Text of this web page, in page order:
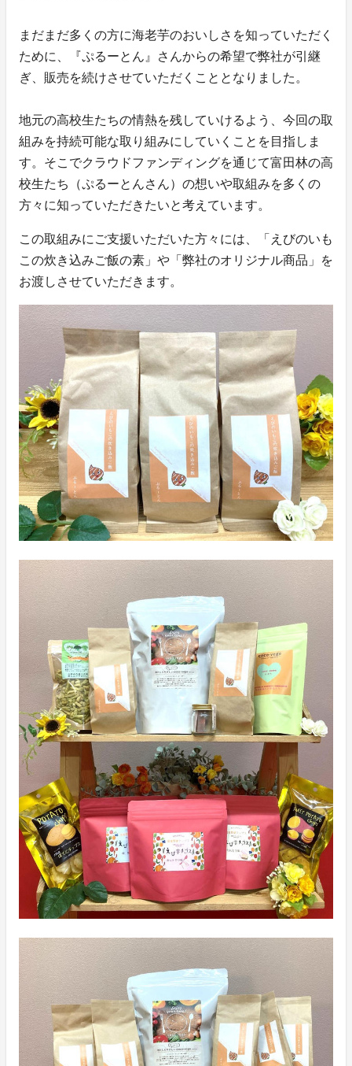
まだまだ多くの方に海老芋のおいしさを知っていただく
ために、『ぷるーとん』さんからの希望で弊社が引継
ぎ、販売を続けさせていただくこととなりました。
地元の高校生たちの情熱を残していけるよう、今回の取
組みを持続可能な取り組みにしていくことを目指しま
す。そこでクラウドファンディングを通じて富田林の高
校生たち（ぷるーとんさん）の想いや取組みを多くの
方々に知っていただきたいと考えています。
この取組みにご支援いただいた方々には、「えびのいも
この炊き込みご飯の素」や「弊社のオリジナル商品」を
お渡しさせていただきます。